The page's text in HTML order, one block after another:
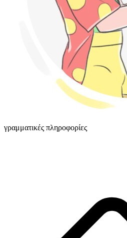
γραμματικές πληροφορίες